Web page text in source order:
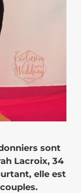
sont
Lacroix, 34
elle est